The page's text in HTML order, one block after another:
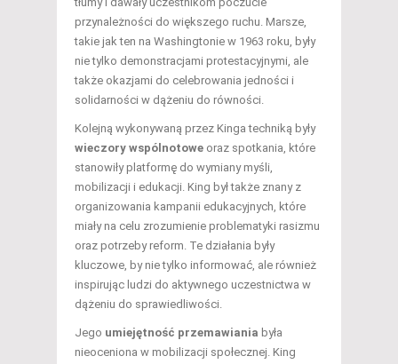
przynależności do większego ruchu. Marsze,
takie jak ten na Washingtonie w 1963 roku, były
nie tylko demonstracjami protestacyjnymi, ale
także okazjami do celebrowania jedności i
solidarności w dążeniu do równości.
Kolejną wykonywaną przez Kinga techniką były
wieczory wspólnotowe oraz spotkania, które
stanowiły platformę do wymiany myśli,
mobilizacji i edukacji. King był także znany z
organizowania kampanii edukacyjnych, które
miały na celu zrozumienie problematyki rasizmu
oraz potrzeby reform. Te działania były
kluczowe, by nie tylko informować, ale również
inspirując ludzi do aktywnego uczestnictwa w
dążeniu do sprawiedliwości.
Jego umiejętność przemawiania była
nieoceniona w mobilizacji społecznej. King